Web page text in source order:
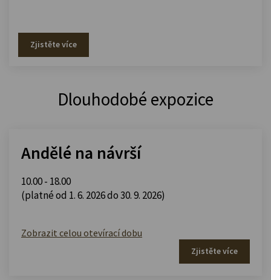
Zjistěte více
Dlouhodobé expozice
Andělé na návrší
10.00 - 18.00
(platné od 1. 6. 2026 do 30. 9. 2026)
Zobrazit celou otevírací dobu
Zjistěte více